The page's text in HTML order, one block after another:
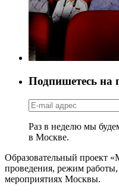
Подпишетесь на
Раз в неделю мы
в Москве.
Образовательный проект
проведения, режим
мероприятиях Москвы.